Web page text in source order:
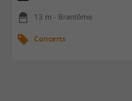
13 m - Brantôme
Concerts